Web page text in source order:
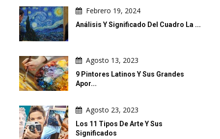
Febrero 19, 2024
Análisis Y Significado Del Cuadro La ...
Agosto 13, 2023
9 Pintores Latinos Y Sus Grandes
Apor...
Agosto 23, 2023
Los 11 Tipos De Arte Y Sus
Significados